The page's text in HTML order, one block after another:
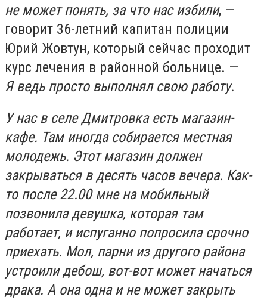
не может понять, за что нас избили, —
говорит 36-летний капитан полиции
Юрий Жовтун, который сейчас проходит
курс лечения в районной больнице. —
Я ведь просто выполнял свою работу.
У нас в селе Дмитровка есть магазин-
кафе. Там иногда собирается местная
молодежь. Этот магазин должен
закрываться в десять часов вечера. Как-
то после 22.00 мне на мобильный
позвонила девушка, которая там
работает, и испуганно попросила срочно
приехать. Мол, парни из другого района
устроили дебош, вот-вот может начаться
драка. А она одна и не может закрыть